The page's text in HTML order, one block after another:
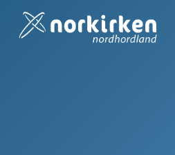
innholdet